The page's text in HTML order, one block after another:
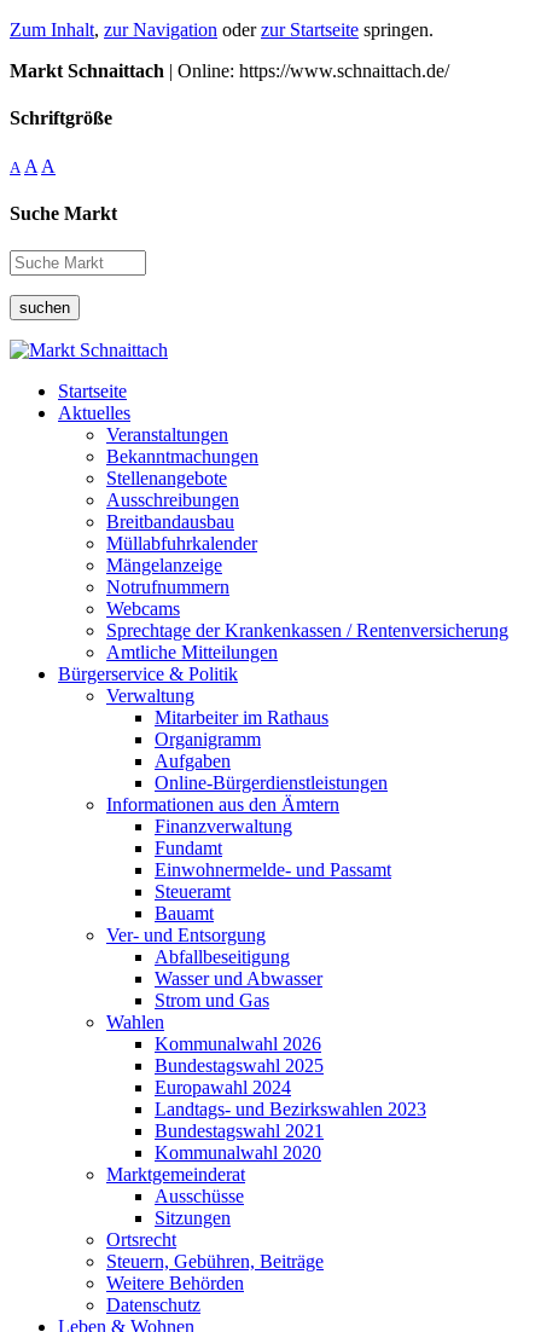
Zum Inhalt, zur Navigation oderzur Startseite springen.
Markt Schnaittach | Online: https://www.schnaittach.de/
Schriftgröße
A A A
Suche Markt
suchen
Startseite
Aktuelles
Veranstaltungen
Bekanntmachungen
Stellenangebote
Ausschreibungen
Breitbandausbau
Müllabfuhrkalender
Mängelanzeige
Notrufnummern
Webcams
Sprechtage der Krankenkassen / Rentenversicherung
Amtliche Mitteilungen
Bürgerservice & Politik
Verwaltung
Mitarbeiter im Rathaus
Organigramm
Aufgaben
Online-Bürgerdienstleistungen
Informationen aus den Ämtern
Finanzverwaltung
Fundamt
Einwohnermelde- und Passamt
Steueramt
Bauamt
Ver- und Entsorgung
Abfallbeseitigung
Wasser und Abwasser
Strom und Gas
Wahlen
Kommunalwahl 2026
Bundestagswahl 2025
Europawahl 2024
Landtags- und Bezirkswahlen 2023
Bundestagswahl 2021
Kommunalwahl 2020
Marktgemeinderat
Ausschüsse
Sitzungen
Ortsrecht
Steuern, Gebühren, Beiträge
Weitere Behörden
Datenschutz
Leben & Wohnen